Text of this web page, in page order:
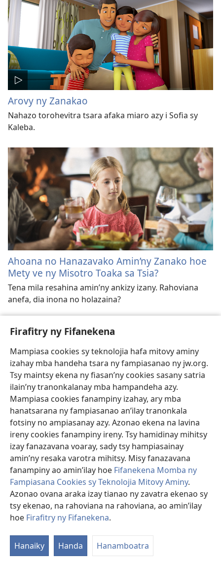
Firafitry ny Fifanekena
Mampiasa cookies sy teknolojia hafa mitovy aminy
izahay mba handeha tsara ny fampiasanao ny jw.org.
Tsy maintsy ekena ny fiasan’ny cookies sasany satria
ilain’ny tranonkalanay mba hampandeha azy.
Mampiasa cookies fanampiny izahay, ary mba
hanatsarana ny fampiasanao an’ilay tranonkala
fotsiny no ampiasanay azy. Azonao ekena na lavina
ireny cookies fanampiny ireny. Tsy hamidinay mihitsy
izay fanazavana voaray, sady tsy hampiasainay
amin’ny resaka varotra mihitsy. Misy fanazavana
fanampiny ao amin’ilay hoe Fifanekena Momba ny
Fampiasana Cookies sy Teknolojia Mitovy Aminy.
Azonao ovana araka izay tianao ny zavatra ekenao sy
tsy ekenao, na rahoviana na rahoviana, ao amin’ilay
hoe Firafitry ny Fifanekena.
Hanaiky Handa Hanamboatra
Arovy ny Zanakao
Nahazo torohevitra tsara afaka miaro azy i Sofia sy
Kaleba.
Ahoana no Hanazavako Amin’ny Zanako hoe
Mety ve ny Misotro Toaka sa Tsia?
Tena mila resahina amin’ny ankizy izany. Rahoviana
anefa, dia inona no holazaina?
Fifehezana
Ampianaro Hifehy Tena ny Zanakao
Raha omenao an’ilay zanakao daholo izay tadiaviny, dia
hisy zavatra tsy hananany mihitsy nefa tena ilainy.